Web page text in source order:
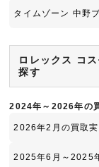
タイムゾーン 中野
ロレックス コ
探す
2024年～2026年の
2026年2月の買取
2025年6月～2025